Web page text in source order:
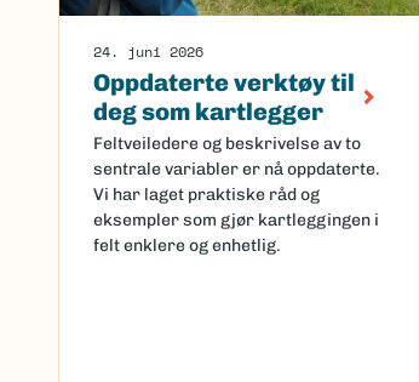
24. juni 2026
Oppdaterte verktøy til
deg som kartlegger
Feltveiledere og beskrivelse av to
sentrale variabler er nå oppdaterte.
Vi har laget praktiske råd og
eksempler som gjør kartleggingen i
felt enklere og enhetlig.